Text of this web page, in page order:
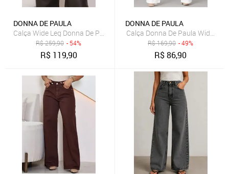
DONNA DE PAULA
Calça Wide Leg Donna De Paula Marrom De Bengaline Resinada
R$259,90 - 54%
R$ 119,90
DONNA DE PAULA
Calça Donna De Paula Wide
R$169,90 - 49%
R$86,90